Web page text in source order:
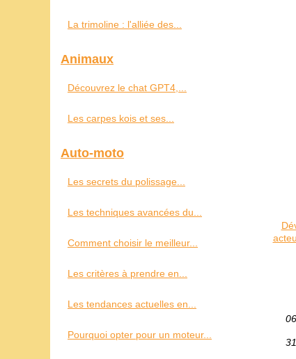
La trimoline : l'alliée des...
Animaux
Découvrez le chat GPT4,...
Les carpes kois et ses...
Auto-moto
Les secrets du polissage...
Les techniques avancées du...
Comment choisir le meilleur...
Les critères à prendre en...
Les tendances actuelles en...
Pourquoi opter pour un moteur...